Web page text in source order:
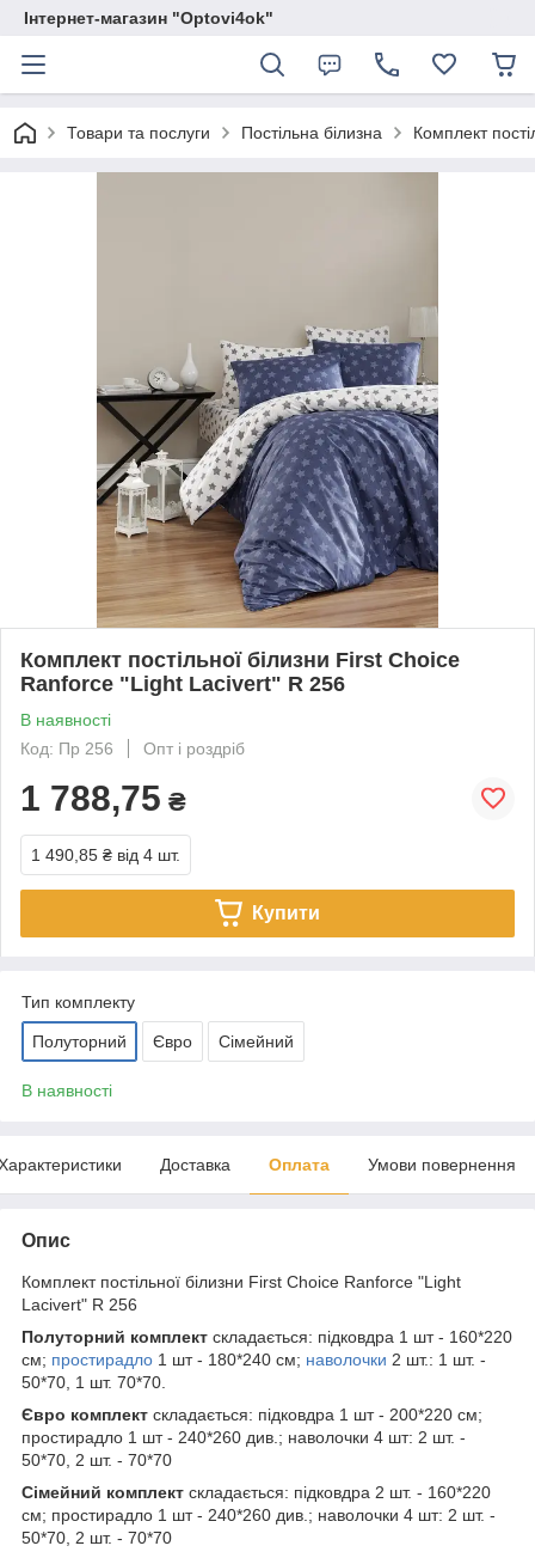
Інтернет-магазин "Optovi4ok"
Товари та послуги Постільна білизна Комплект
Комплект постільної білизни First Choice
Ranforce "Light Lacivert" R 256
В наявності
Код: Пр 256
Опт і роздріб
1 788,75 ₴
1 490,85 ₴ від 4 шт.
Купити
Тип комплекту
Полуторний Євро Сімейний
В наявності
Доставка Оплата Умови повернення
Опис
Комплект постільної білизни First Choice Ranforce "Light
Lacivert" R 256
Полуторний комплект складається: підковдра 1 шт - 160*220
см; простирадло 1 шт - 180*240 см; наволочки 2 шт.: 1 шт. -
50*70, 1 шт. 70*70.
Євро комплект складається: підковдра 1 шт - 200*220 см;
простирадло 1 шт - 240*260 див.; наволочки 4 шт: 2 шт. -
50*70, 2 шт. - 70*70
Сімейний комплект складається: підковдра 2 шт. - 160*220
см; простирадло 1 шт - 240*260 див.; наволочки 4 шт: 2 шт. -
50*70, 2 шт. - 70*70